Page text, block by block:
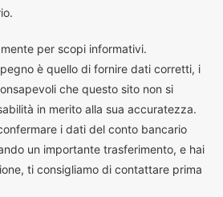
per scopi informativi.
è quello di fornire dati corretti, i
che questo sito non si
in merito alla sua accuratezza.
i dati del conto bancario
un importante trasferimento, e hai
ti consigliamo di contattare prima